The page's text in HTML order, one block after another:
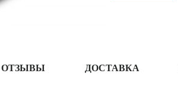
ОТЗЫВЫ ДОСТАВКА